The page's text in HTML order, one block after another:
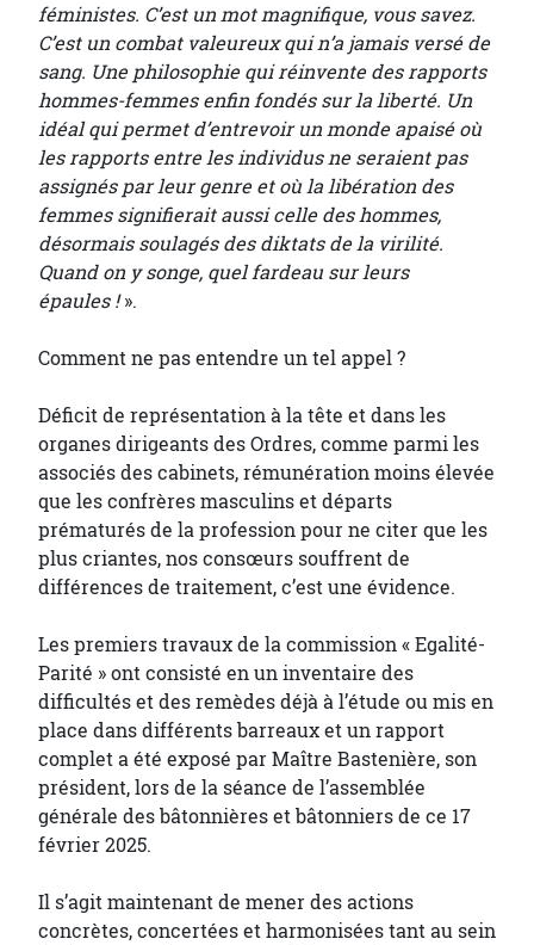
féministes. C’est un mot magnifique, vous savez.
C’est un combat valeureux qui n’a jamais versé de
sang. Une philosophie qui réinvente des rapports
hommes-femmes enfin fondés sur la liberté. Un
idéal qui permet d’entrevoir un monde apaisé où
les rapports entre les individus ne seraient pas
assignés par leur genre et où la libération des
femmes signifierait aussi celle des hommes,
désormais soulagés des diktats de la virilité.
Quand on y songe, quel fardeau sur leurs
épaules !».
Comment ne pas entendre un tel appel ?
Déficit de représentation à la tête et dans les
organes dirigeants des Ordres, comme parmi les
associés des cabinets, rémunération moins élevée
que les confrères masculins et départs
prématurés de la profession pour ne citer que les
plus criantes, nos consœurs souffrent de
différences de traitement, c’est une évidence.
Les premiers travaux de la commission « Egalité-
Parité » ont consisté en un inventaire des
difficultés et des remèdes déjà à l’étude ou mis en
place dans différents barreaux et un rapport
complet a été exposé par Maître Bastenière, son
président, lors de la séance de l’assemblée
générale des bâtonnières et bâtonniers de ce 17
février 2025.
Il s’agit maintenant de mener des actions
concrètes, concertées et harmonisées tant au sein